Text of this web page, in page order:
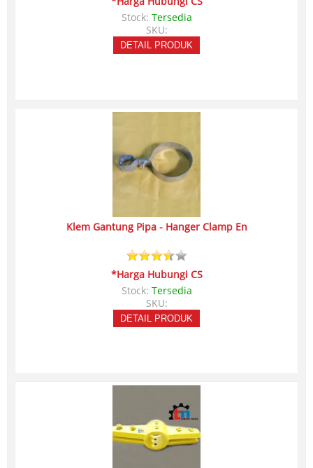
Stock: Tersedia
SKU:
DETAIL PRODUK
Klem Gantung Pipa - Hanger Clamp En
*Harga Hubungi CS
Stock: Tersedia
SKU:
DETAIL PRODUK